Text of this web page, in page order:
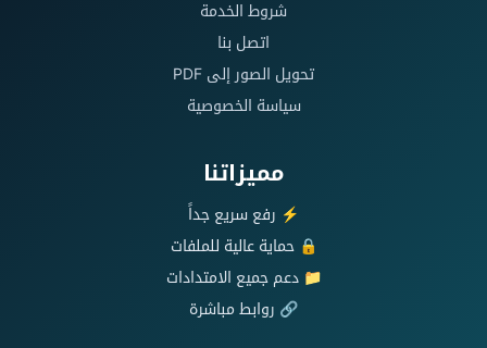
شروط الخدمة
اتصل بنا
تحويل الصور إلى PDF
سياسة الخصوصية
مميزاتنا
⚡ رفع سريع جداً
🔒 حماية عالية للملفات
📁 دعم جميع الامتدادات
🔗 روابط مباشرة